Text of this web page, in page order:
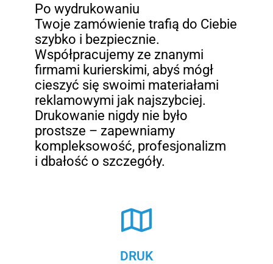
DRUK
Po wydrukowaniu
Twoje zamówienie trafią do Ciebie
szybko i bezpiecznie.
Współpracujemy ze znanymi
firmami kurierskimi, abyś mógł
cieszyć się swoimi materiałami
reklamowymi jak najszybciej.
Drukowanie nigdy nie było
prostsze – zapewniamy
kompleksowość, profesjonalizm
i dbałość o szczegóły.